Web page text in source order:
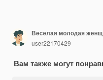
user22170429
Вам также могут